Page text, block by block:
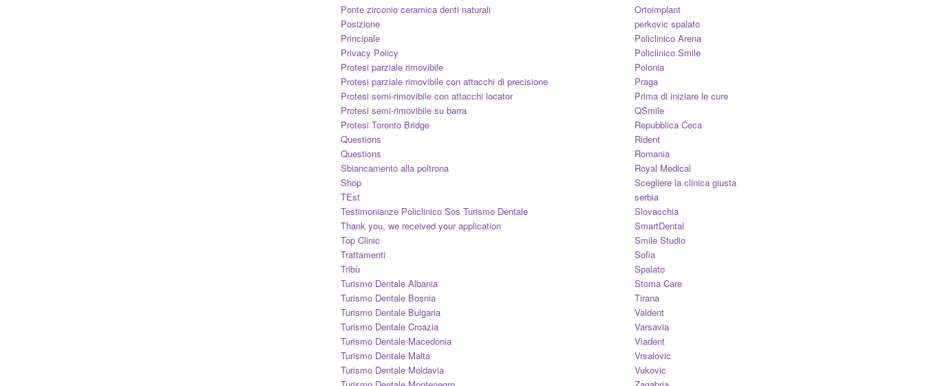
Ponte zirconio ceramica denti naturali
Posizione
Principale
Privacy Policy
Protesi parziale rimovibile
Protesi parziale rimovibile con attacchi di precisione
Protesi semi-rimovibile con attacchi locator
Protesi semi-rimovibile su barra
Protesi Toronto Bridge
Questions
Questions
Sbiancamento alla poltrona
Shop
TEst
Testimonianze Policlinico Sos Turismo Dentale
Thank you, we received your application
Top Clinic
Trattamenti
Tribù
Turismo Dentale Albania
Turismo Dentale Bosnia
Turismo Dentale Bulgaria
Turismo Dentale Croazia
Turismo Dentale Macedonia
Turismo Dentale Malta
Turismo Dentale Moldavia
Ortoimplant
perkovic spalato
Policlinico Arena
Policlinico Smile
Polonia
Praga
Prima di iniziare le cure
QSmile
Repubblica Ceca
Rident
Romania
Royal Medical
Scegliere la clinica giusta
serbia
Slovacchia
SmartDental
Smile Studio
Sofia
Spalato
Stoma Care
Tirana
Valdent
Varsavia
Viadent
Vrsalovic
Vukovic